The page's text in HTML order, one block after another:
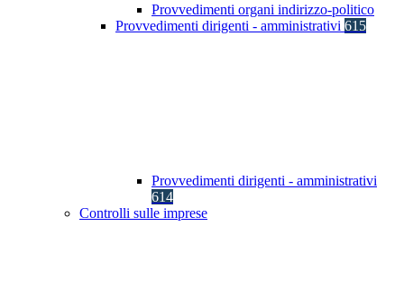
Provvedimenti organi indirizzo-politico
Provvedimenti dirigenti - amministrativi 615
Provvedimenti dirigenti - amministrativi
614
Controlli sulle imprese